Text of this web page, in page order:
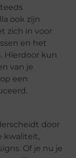
ook zijn
zich in voor
en het
Hierdoor kun
van je
een
door
kwaliteit,
Of je nu je